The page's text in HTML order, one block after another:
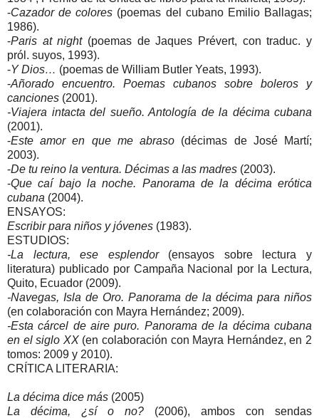
-Cazador de colores (poemas del cubano Emilio Ballagas;
1986).
-Paris at night(poemas de Jaques Prévert, con traduc. y
pról. suyos, 1993).
-Y Dios… (poemas de William Butler Yeats, 1993).
-Añorado encuentro. Poemas cubanos sobre boleros y
canciones (2001).
-Viajera intacta del sueño. Antología de la décima cubana
(2001).
-Este amor en que me abraso (décimas de José Martí;
2003).
-De tu reino la ventura. Décimas a las madres (2003).
-Que caí bajo la noche. Panorama de la décima erótica
cubana (2004).
ENSAYOS:
Escribir para niños y jóvenes (1983).
ESTUDIOS:
-La lectura, ese esplendor(ensayos sobre lectura y
literatura) publicado por Campaña Nacional por la Lectura,
Quito, Ecuador (2009).
-Navegas, Isla de Oro. Panorama de la décima para niños
(en colaboración con Mayra Hernández; 2009).
-Esta cárcel de aire puro. Panorama de la décima cubana
en el siglo XX(en colaboración con Mayra Hernández, en 2
tomos: 2009 y 2010).
CRÍTICA LITERARIA:
La décima dice más (2005)
La décima, ¿sí o no? (2006), ambos con sendas